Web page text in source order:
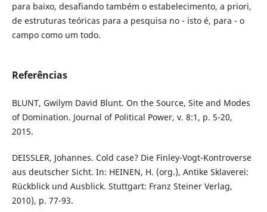
para baixo, desafiando também o estabelecimento, a priori,
de estruturas teóricas para a pesquisa no - isto é, para - o
campo como um todo.
Referências
BLUNT, Gwilym David Blunt. On the Source, Site and Modes
of Domination. Journal of Political Power, v. 8:1, p. 5-20,
2015.
DEISSLER, Johannes. Cold case? Die Finley-Vogt-Kontroverse
aus deutscher Sicht. In: HEINEN, H. (org.), Antike Sklaverei:
Rückblick und Ausblick. Stuttgart: Franz Steiner Verlag,
2010), p. 77-93.